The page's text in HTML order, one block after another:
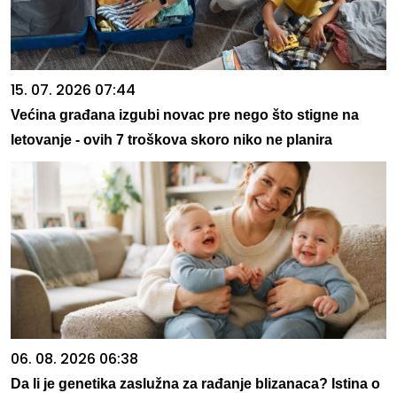
15. 07. 2026 07:44
Većina građana izgubi novac pre nego što stigne na
letovanje - ovih 7 troškova skoro niko ne planira
06. 08. 2026 06:38
Da li je genetika zaslužna za rađanje blizanaca? Istina o